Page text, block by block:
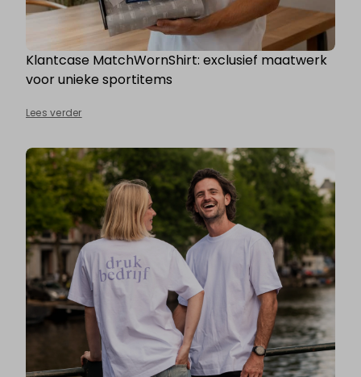
Klantcase MatchWornShirt: exclusief maatwerk
voor unieke sportitems
Lees verder